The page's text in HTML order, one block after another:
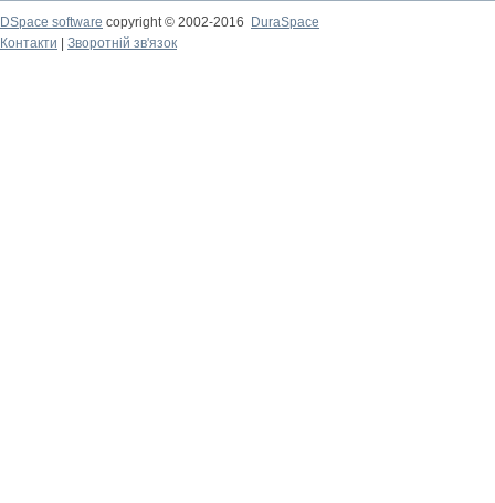
DSpace software copyright © 2002-2016
DuraSpace
Контакти
Зворотній зв'язок